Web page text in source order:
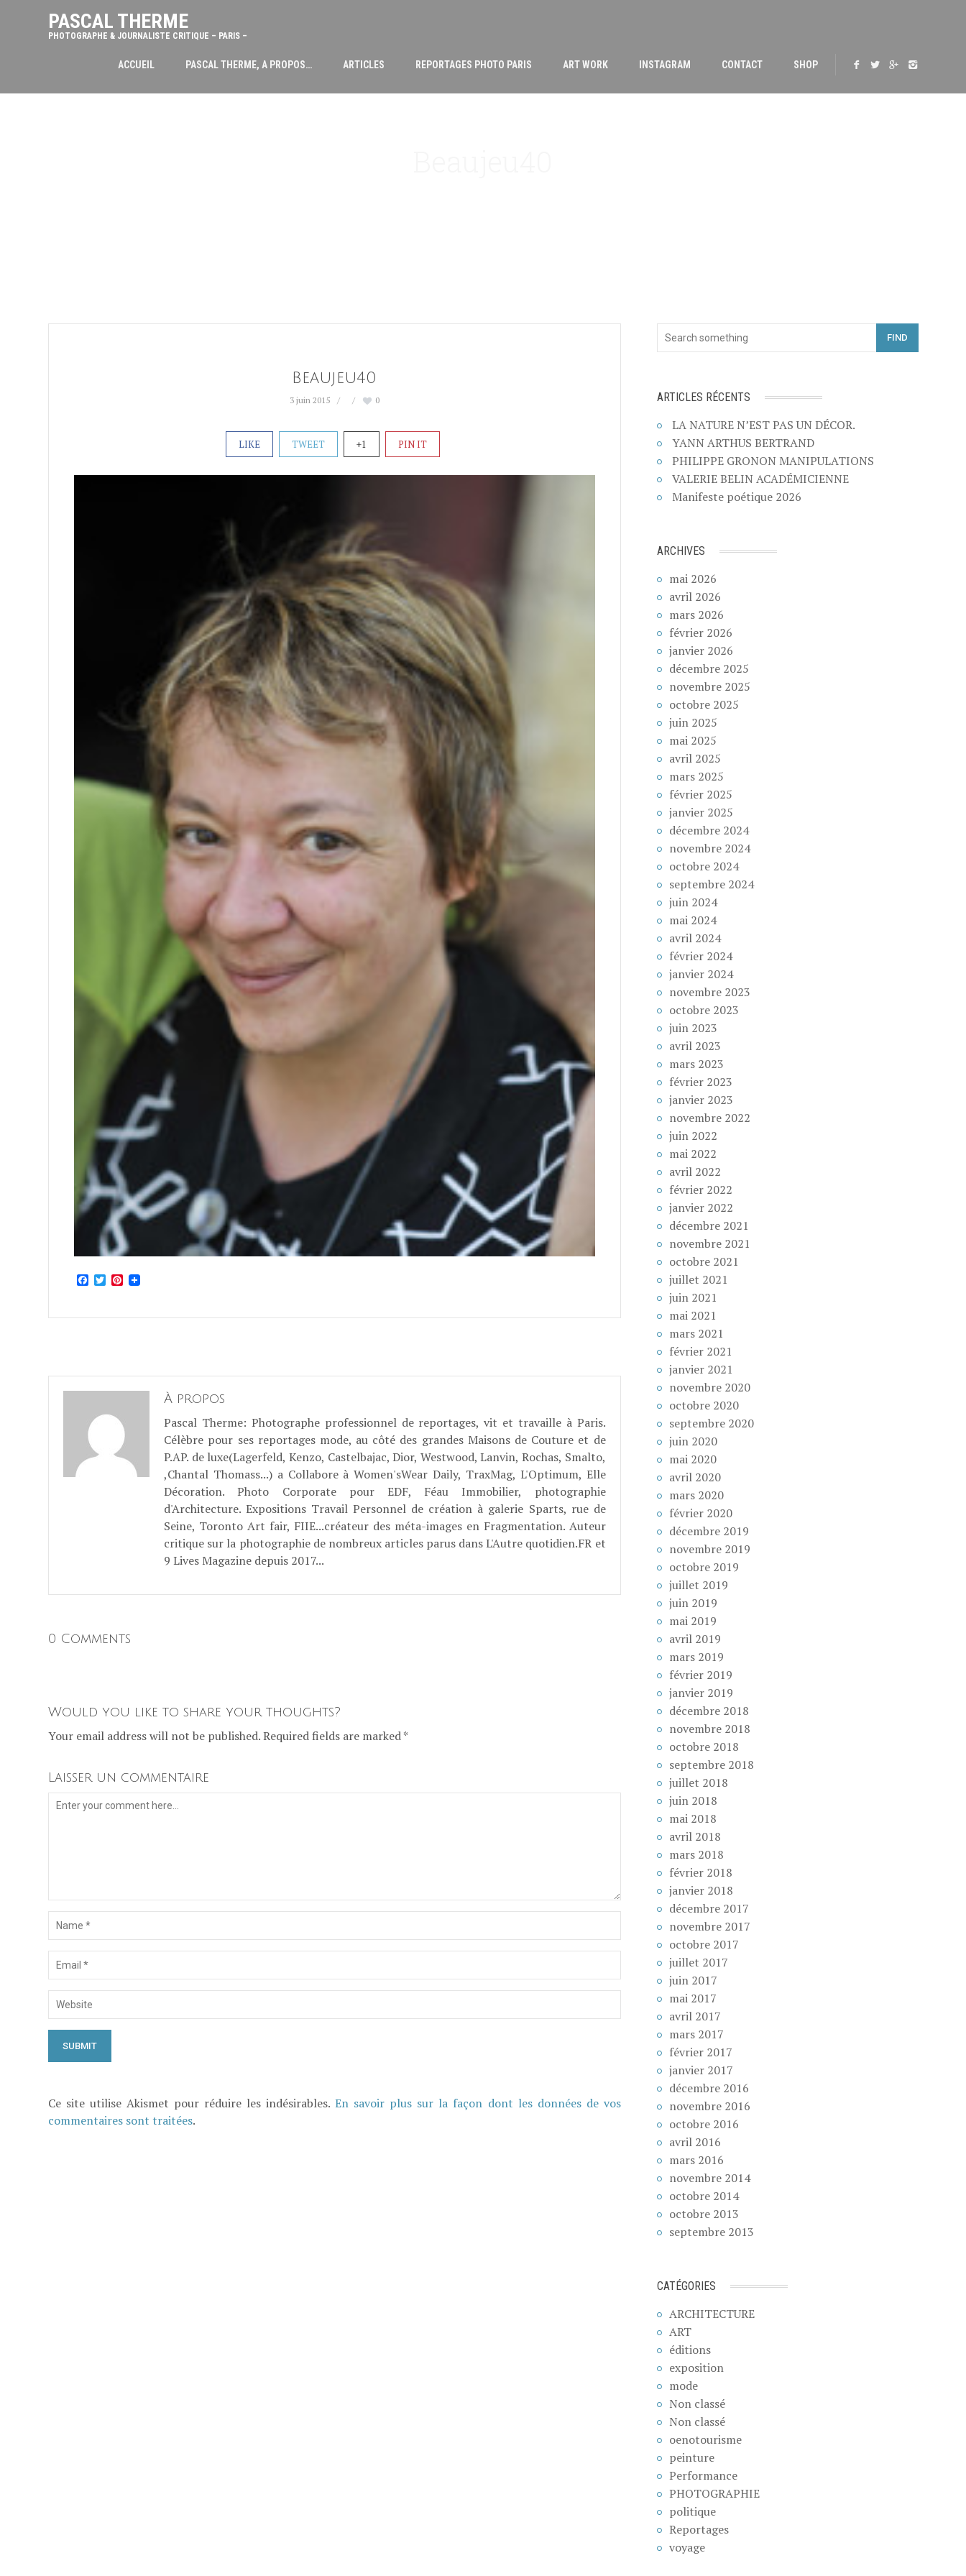
PASCAL THERME
PHOTOGRAPHE & JOURNALISTE CRITIQUE – PARIS –
ACCUEIL PASCAL THERME, A PROPOS… ARTICLES REPORTAGES PHOTO PARIS ART WORK INSTAGRAM CONTACT SHOP
Beaujeu40
3 juin 2015 0
LIKE TWEET +1 PIN IT
Facebook
TwitterPinterest
À propos
Pascal Therme: Photographe professionnel de reportages, vit et travaille à Paris.
Célèbre pour ses reportages mode, au côté des grandes Maisons de Couture et de
P.AP. de luxe(Lagerfeld, Kenzo, Castelbajac, Dior, Westwood, Lanvin, Rochas, Smalto,
,Chantal Thomass...) a Collabore à Women'sWear Daily, TraxMag, L'Optimum, Elle
Décoration. Photo Corporate pour EDF, Féau Immobilier, photographie
d'Architecture. Expositions Travail Personnel de création à galerie Sparts, rue de
Seine, Toronto Art fair, FIIE...créateur des méta-images en Fragmentation. Auteur
critique sur la photographie de nombreux articles parus dans L'Autre quotidien.FR et
9 Lives Magazine depuis 2017...
0 Comments
Would you like to share your thoughts?
Your email address will not be published. Required fields are marked *
Laisser un commentaire
Ce site utilise Akismet pour réduire les indésirables.En savoir plus sur la façon dont les données de vos
commentaires sont traitées.
FIND
ARTICLES RÉCENTS
LA NATURE N’EST PAS UN DÉCOR.
YANN ARTHUS BERTRAND
PHILIPPE GRONON MANIPULATIONS
VALERIE BELIN ACADÉMICIENNE
Manifeste poétique 2026
ARCHIVES
mai 2026
avril 2026
mars 2026
février 2026
janvier 2026
décembre 2025
novembre 2025
octobre 2025
juin 2025
mai 2025
avril 2025
mars 2025
février 2025
janvier 2025
décembre 2024
novembre 2024
octobre 2024
septembre 2024
juin 2024
mai 2024
avril 2024
février 2024
janvier 2024
novembre 2023
octobre 2023
juin 2023
avril 2023
mars 2023
février 2023
janvier 2023
novembre 2022
juin 2022
mai 2022
avril 2022
février 2022
janvier 2022
décembre 2021
novembre 2021
octobre 2021
juillet 2021
juin 2021
mai 2021
mars 2021
février 2021
janvier 2021
novembre 2020
octobre 2020
septembre 2020
juin 2020
mai 2020
avril 2020
mars 2020
février 2020
décembre 2019
novembre 2019
octobre 2019
juillet 2019
juin 2019
mai 2019
avril 2019
mars 2019
février 2019
janvier 2019
décembre 2018
novembre 2018
octobre 2018
septembre 2018
juillet 2018
juin 2018
mai 2018
avril 2018
mars 2018
février 2018
janvier 2018
décembre 2017
novembre 2017
octobre 2017
juillet 2017
juin 2017
mai 2017
avril 2017
mars 2017
février 2017
janvier 2017
décembre 2016
novembre 2016
octobre 2016
avril 2016
mars 2016
novembre 2014
octobre 2014
octobre 2013
septembre 2013
CATÉGORIES
ARCHITECTURE
ART
éditions
exposition
mode
Non classé
Non classé
oenotourisme
peinture
Performance
PHOTOGRAPHIE
politique
Reportages
voyage